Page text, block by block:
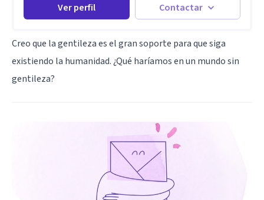
Ver perfil Contactar
Creo que la gentileza es el gran soporte para que siga
existiendo la humanidad. ¿Qué haríamos en un mundo sin
gentileza?